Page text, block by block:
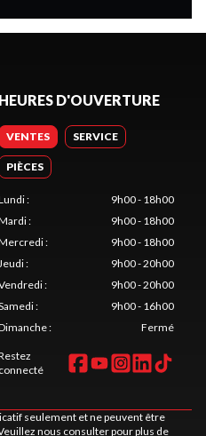
HEURES D'OUVERTURE
VENTES SERVICE
PIÈCES
:
9h00 - 18h00
:
9h00 - 18h00
:
9h00 - 18h00
:
9h00 - 20h00
:
9h00 - 20h00
:
9h00 - 16h00
: Fermé
connecté
seulement et ne peuvent être
nous consulter pour plus de